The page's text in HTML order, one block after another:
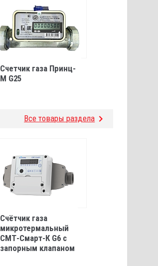
Счетчик газа Принц-
М G25
Все товары раздела
Счётчик газа
микротермальный
СМТ-Смарт-К G6 с
запорным клапаном